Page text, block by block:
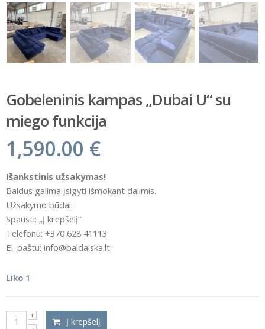
Gobeleninis kampas „Dubai U“ su
miego funkcija
1,590.00 €
Išankstinis užsakymas!
Baldus galima įsigyti išmokant dalimis.
Užsakymo būdai:
Spausti: „Į krepšelį“
Telefonu: +370 628 41113
El. paštu: info@baldaiska.lt
Liko 1
Į krepšelį